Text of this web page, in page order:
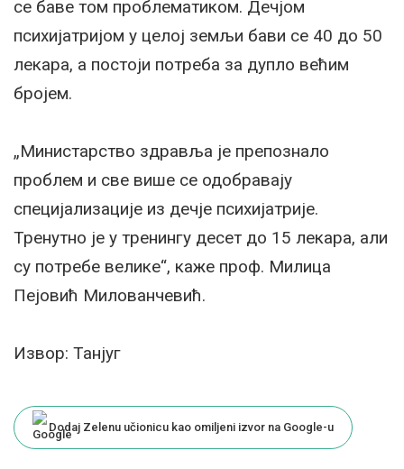
се баве том проблематиком. Дечјом
психијатријом у целој земљи бави се 40 до 50
лекара, а постоји потреба за дупло већим
бројем.
„Министарство здравља је препознало
проблем и све више се одобравају
специјализације из дечје психијатрије.
Тренутно је у тренингу десет до 15 лекара, али
су потребе велике“, каже проф. Милица
Пејовић Милованчевић.
Извор: Танјуг
Dodaj Zelenu učionicu kao omiljeni izvor na Google-u